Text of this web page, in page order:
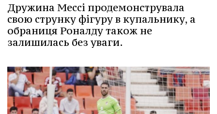
Дружина Мессі продемонструвала
свою струнку фігуру в купальнику, а
обраниця Роналду також не
залишилась без уваги.